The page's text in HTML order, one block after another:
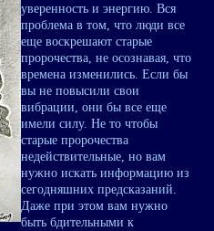
уверенность и энергию. Вся
проблема в том, что люди все
еще воскрешают старые
пророчества, не осознавая, что
времена изменились. Если бы
вы не повысили свои
вибрации, они бы все еще
имели силу. Не то чтобы
старые пророчества
недействительные, но вам
нужно искать информацию из
сегодняшних предсказаний.
Даже при этом вам нужно
быть бдительными к